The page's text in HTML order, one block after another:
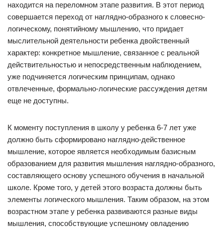
находится на переломном этапе развития. В этот период
совершается переход от наглядно-образного к словесно-
логическому, понятийному мышлению, что придает
мыслительной деятельности ребенка двойственный
характер: конкретное мышление, связанное с реальной
действительностью и непосредственным наблюдением,
уже подчиняется логическим принципам, однако
отвлеченные, формально-логические рассуждения детям
еще не доступны.
К моменту поступления в школу у ребенка 6-7 лет уже
должно быть сформировано наглядно-действенное
мышление, которое является необходимым базисным
образованием для развития мышления наглядно-образного,
составляющего основу успешного обучения в начальной
школе. Кроме того, у детей этого возраста должны быть
элементы логического мышления. Таким образом, на этом
возрастном этапе у ребенка развиваются разные виды
мышления, способствующие успешному овладению